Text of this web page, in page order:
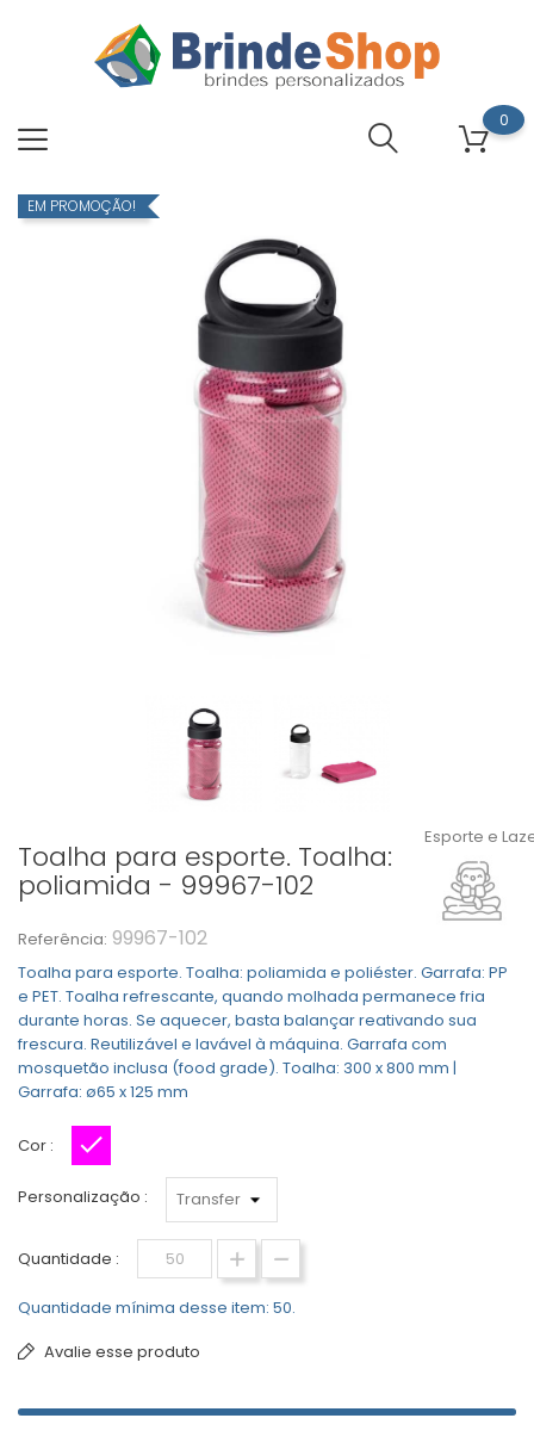
0
EM PROMOÇÃO!
Toalha para esporte. Toalha:
poliamida - 99967-102
Referência: 99967-102
Toalha para esporte. Toalha: poliamida e poliéster. Garrafa: PP
e PET. Toalha refrescante, quando molhada permanece fria
durante horas. Se aquecer, basta balançar reativando sua
frescura. Reutilizável e lavável à máquina. Garrafa com
mosquetão inclusa (food grade). Toalha: 300 x 800 mm |
Garrafa: ø65 x 125 mm
Cor :
Personalização :
Quantidade :
Quantidade mínima desse item: 50.
Avalie esse produto
Esporte e